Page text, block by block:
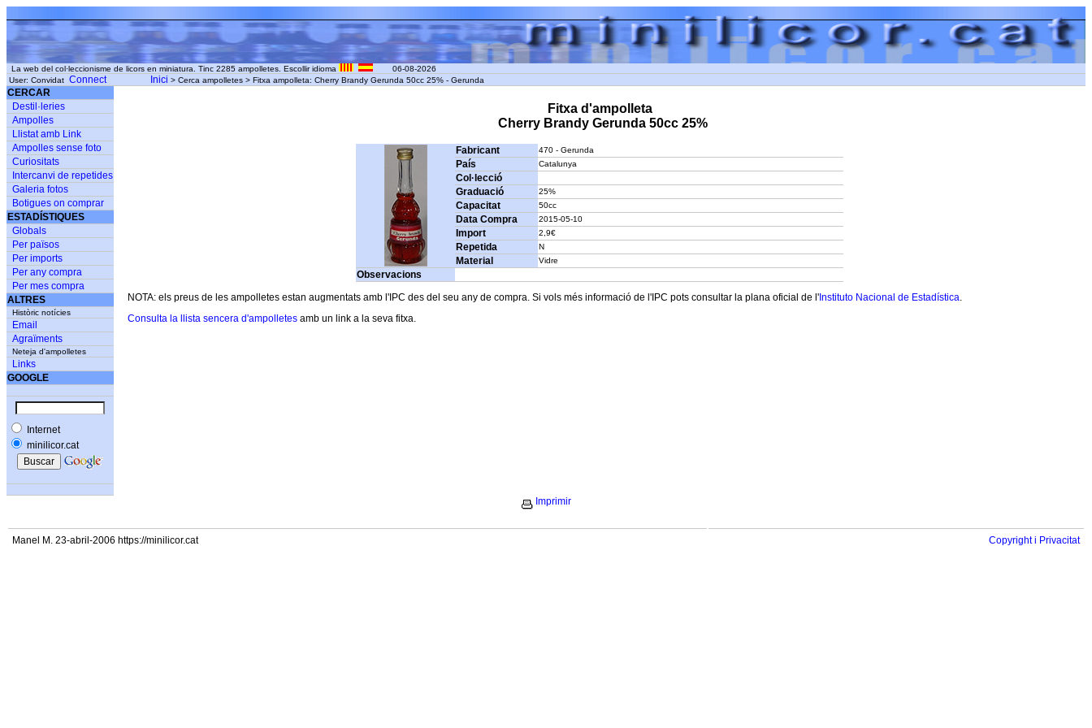
La web del col·leccionisme de licors en miniatura. Tinc 2285 ampolletes. Escollir idioma
06-08-2026
User: Convidat Connect Inici > Cerca ampolletes > Fitxa ampolleta: Cherry Brandy Gerunda 50cc 25% - Gerunda
CERCAR
Destil·leries
Ampolles
Llistat amb Link
Ampolles sense foto
Curiositats
Intercanvi de repetides
Galeria fotos
Botigues on comprar
ESTADÍSTIQUES
Globals
Per països
Per imports
Per any compra
Per mes compra
ALTRES
Històric notícies
Email
Agraïments
Neteja d'ampolletes
Links
GOOGLE
Internet
minilicor.cat
Fitxa d'ampolleta
Cherry Brandy Gerunda 50cc 25%
Fabricant 470 - Gerunda
País Catalunya
Col·lecció
Graduació
25%
Capacitat 50cc
Data Compra 2015-05-10
Import 2,9€
Repetida N
Material Vidre
Observacions
NOTA: els preus de les ampolletes estan augmentats amb l'IPC des del seu any de compra. Si vols més informació de l'IPC pots consultar la plana oficial de l' Instituto Nacional de Estadística.
Consulta la llista sencera d'ampolletes amb un link a la seva fitxa.
Imprimir
Manel M. 23-abril-2006 https://minilicor.cat Copyright i Privacitat